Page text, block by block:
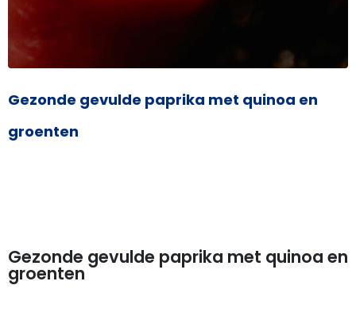
Gezonde gevulde paprika met quinoa en
groenten
Gezonde gevulde paprika met quinoa en
groenten